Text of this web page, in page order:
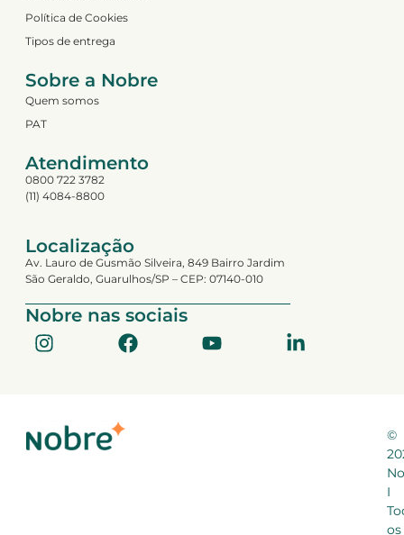
Política de Cookies
Tipos de entrega
Sobre a Nobre
Quem somos
PAT
Atendimento
0800 722 3782
(11) 4084-8800
Localização
Av. Lauro de Gusmão Silveira, 849 Bairro Jardim
São Geraldo, Guarulhos/SP – CEP: 07140-010
Nobre nas sociais
©
I
os